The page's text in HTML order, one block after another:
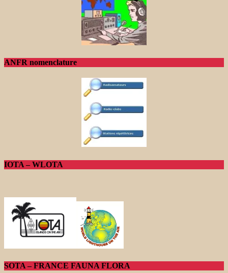
ANFR nomenclature
IOTA – WLOTA
SOTA – FRANCE FAUNA FLORA